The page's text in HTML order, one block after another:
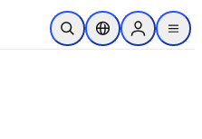
Passer au contenu principal
Ouvrir la recherche
Sélecteur de
Sign in to
menu